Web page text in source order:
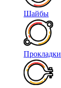
Шайбы
Прокладки